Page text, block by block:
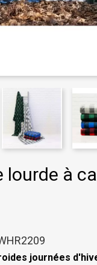
lourde à
journées